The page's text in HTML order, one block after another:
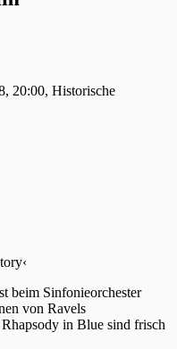
20:00, Historische
beim Sinfonieorchester
von Ravels
in Blue sind frisch